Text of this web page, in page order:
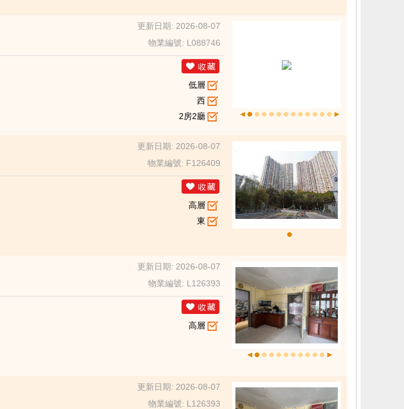
更新日期: 2026-08-07
物業編號: L088746
低層
西
2房2廳
更新日期: 2026-08-07
物業編號: F126409
高層
東
更新日期: 2026-08-07
物業編號: L126393
高層
更新日期: 2026-08-07
物業編號: L126393